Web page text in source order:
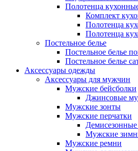
Полотенца
Комплект
Полотенца
Полотенца
Постельное белье
Постельное белье
Постельное белье
Аксессуары одежды
Аксессуары для мужчин
Мужские бейсболки
Джинсовые
Мужские зонты
Мужские перчатки
Мужские
Мужские ремни